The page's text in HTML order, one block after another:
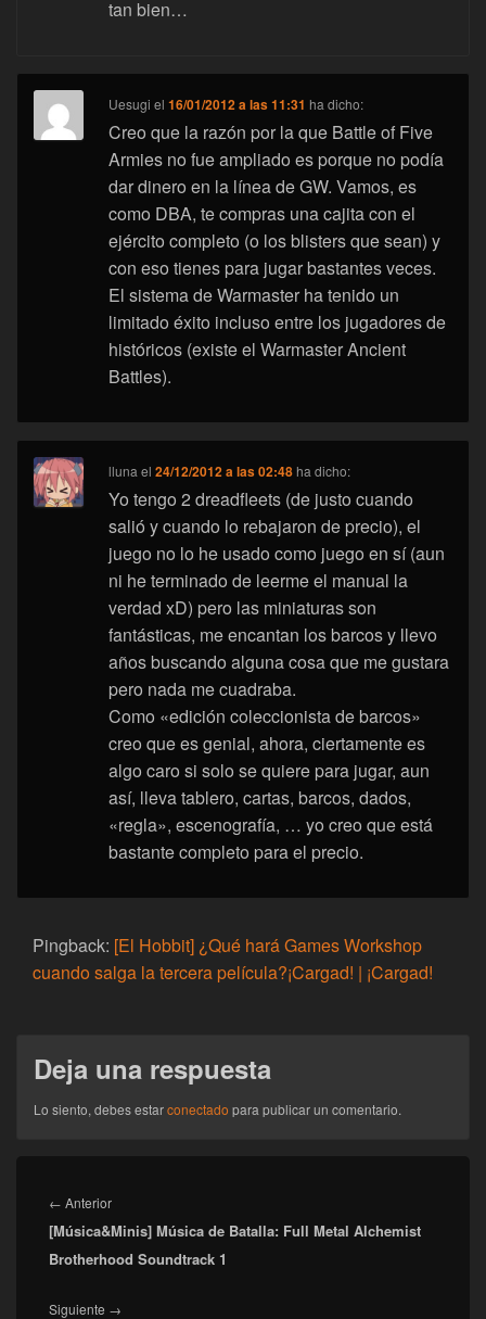
tan bien…
Uesugi el16/01/2012 a las 11:31 ha dicho:
Creo que la razón por la que Battle of Five
Armies no fue ampliado es porque no podía
dar dinero en la línea de GW. Vamos, es
como DBA, te compras una cajita con el
ejército completo (o los blisters que sean) y
con eso tienes para jugar bastantes veces.
El sistema de Warmaster ha tenido un
limitado éxito incluso entre los jugadores de
históricos (existe el Warmaster Ancient
Battles).
lluna el24/12/2012 a las 02:48 ha dicho:
Yo tengo 2 dreadfleets (de justo cuando
salió y cuando lo rebajaron de precio), el
juego no lo he usado como juego en sí (aun
ni he terminado de leerme el manual la
verdad xD) pero las miniaturas son
fantásticas, me encantan los barcos y llevo
años buscando alguna cosa que me gustara
pero nada me cuadraba.
Como «edición coleccionista de barcos»
creo que es genial, ahora, ciertamente es
algo caro si solo se quiere para jugar, aun
así, lleva tablero, cartas, barcos, dados,
«regla», escenografía, … yo creo que está
bastante completo para el precio.
Pingback: [El Hobbit] ¿Qué hará Games Workshop
cuando salga la tercera película?¡Cargad! | ¡Cargad!
Deja una respuesta
Lo siento, debes estarconectado para publicar un comentario.
de
entradas
← AnteriorEntrada
anterior:
[Música&Minis] Música de Batalla: Full Metal Alchemist
Brotherhood Soundtrack 1
Siguiente →